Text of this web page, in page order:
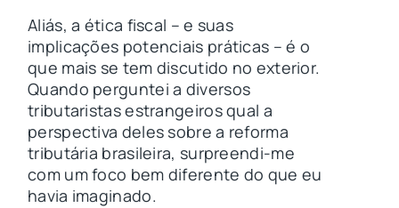
Aliás, a ética fiscal – e suas
implicações potenciais práticas – é o
que mais se tem discutido no exterior.
Quando perguntei a diversos
tributaristas estrangeiros qual a
perspectiva deles sobre a reforma
tributária brasileira, surpreendi-me
com um foco bem diferente do que eu
havia imaginado.